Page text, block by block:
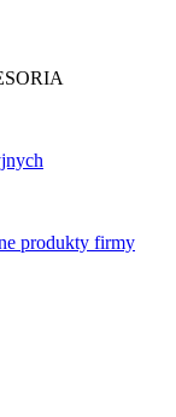
produkty firmy